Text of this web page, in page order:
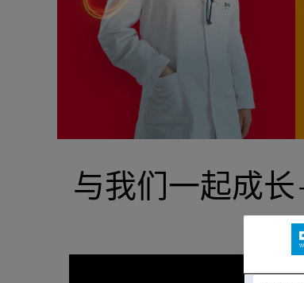
与我们一起成